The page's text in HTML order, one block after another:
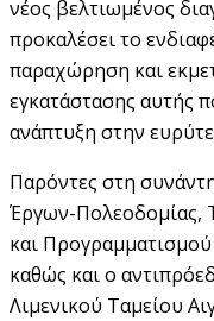
νέος βελτιωμένος
προκαλέσει το
παραχώρηση και
εγκατάστασης αυτής
ανάπτυξη στην
Παρόντες στη
Έργων-Πολεοδομίας,
και Προγραμματισμού
καθώς και ο
Λιμενικού Ταμείου